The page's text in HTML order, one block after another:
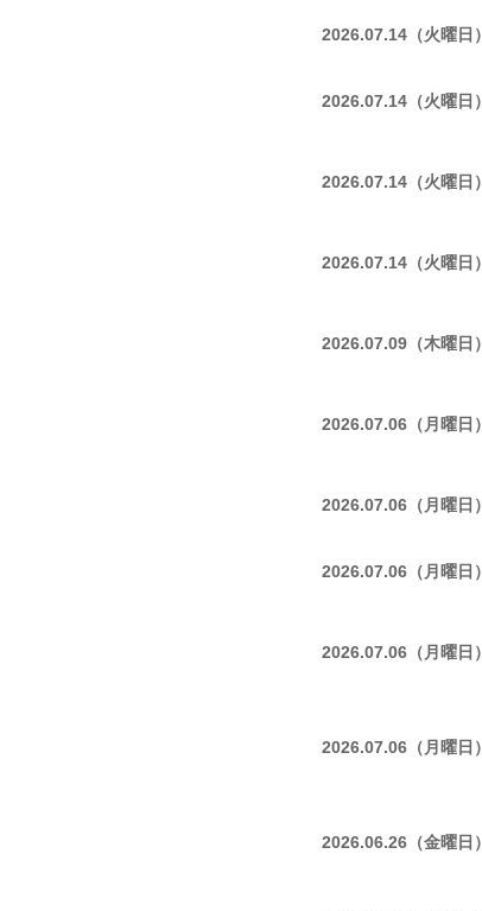
2026.07.14（火曜日）
2026.07.14（火曜日）
2026.07.14（火曜日）
2026.07.14（火曜日）
2026.07.09（木曜日）
2026.07.06（月曜日）
2026.07.06（月曜日）
2026.07.06（月曜日）
2026.07.06（月曜日）
2026.07.06（月曜日）
2026.06.26（金曜日）